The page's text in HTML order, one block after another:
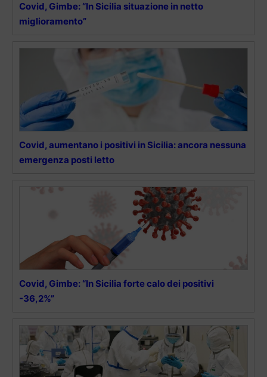
Covid, Gimbe: “In Sicilia situazione in netto
miglioramento”
Covid, aumentano i positivi in Sicilia: ancora nessuna
emergenza posti letto
Covid, Gimbe: “In Sicilia forte calo dei positivi
-36,2%”